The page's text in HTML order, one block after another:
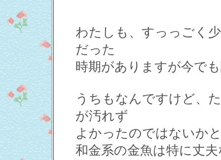
わたしも、すっっごく
だった
時期がありますが今で
うちもなんですけど、
が汚れず
よかったのではないか
和金系の金魚は特に丈